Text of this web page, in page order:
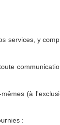
services, y
(à
: